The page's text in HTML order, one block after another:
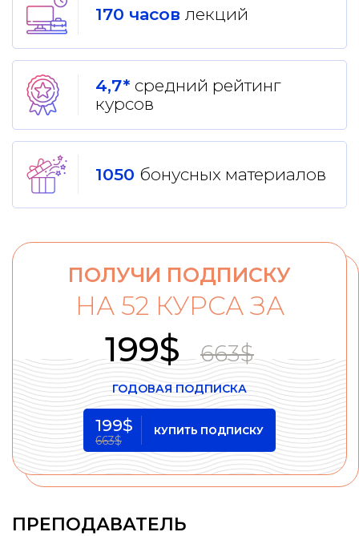
170 часов лекций
4,7* средний рейтинг
курсов
1050 бонусных материалов
ПОЛУЧИ ПОДПИСКУ
НА 52 КУРСА ЗА
199$ 663$
ГОДОВАЯПОДПИСКА
199$
663$
КУПИТЬ ПОДПИСКУ
ПРЕПОДАВАТЕЛЬ